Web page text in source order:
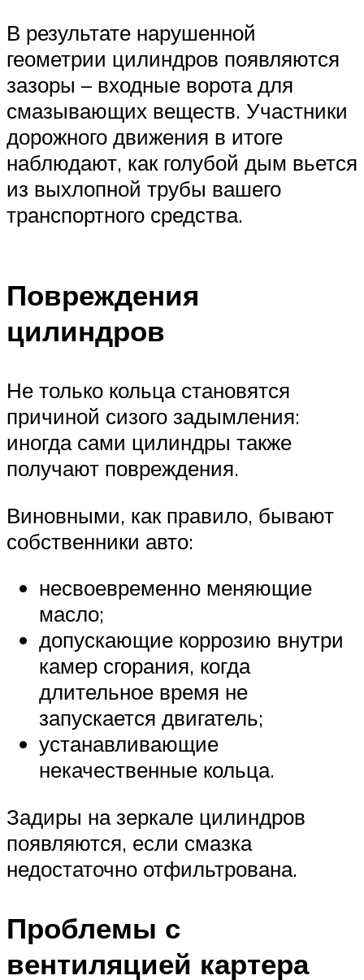
В результате нарушенной
геометрии цилиндров появляются
зазоры – входные ворота для
смазывающих веществ. Участники
дорожного движения в итоге
наблюдают, как голубой дым вьется
из выхлопной трубы вашего
транспортного средства.
Повреждения
цилиндров
Не только кольца становятся
причиной сизого задымления:
иногда сами цилиндры также
получают повреждения.
Виновными, как правило, бывают
собственники авто:
несвоевременно меняющие
масло;
допускающие коррозию внутри
камер сгорания, когда
длительное время не
запускается двигатель;
устанавливающие
некачественные кольца.
Задиры на зеркале цилиндров
появляются, если смазка
недостаточно отфильтрована.
Проблемы с
вентиляцией картера